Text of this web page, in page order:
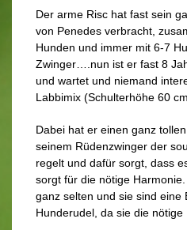
Der arme Risc hat fast sein
von Penedes verbracht,
Hunden und immer mit 6-7
Zwinger….nun ist er fast 8
und wartet und niemand
Labbimix (Schulterhöhe 60
Dabei hat er einen ganz
seinem Rüdenzwinger der
regelt und dafür sorgt, dass
sorgt für die nötige
ganz selten und sie sind eine
Hunderudel, da sie die nötige